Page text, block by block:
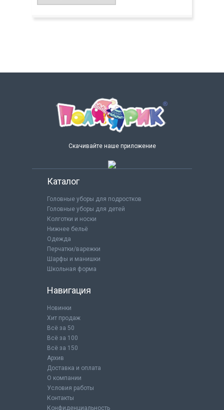
Скачивайте наше приложение
Каталог
Головные уборы для подростков
Головные уборы для детей
Колготки и носки
Нижнее бельё
Одежда
Перчатки/варежки
Шарфы и манишки
Школьная форма
Навигация
Новинки
Хит продаж
Всё за 50
Всё за 100
Всё за 150
Архив
Доставка и оплата
О компании
Условия работы
Контакты
Конфиденциальность